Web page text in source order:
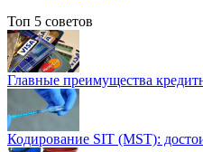
Топ 5 советов
Главные преимущества
Кодирование SIT (MST):